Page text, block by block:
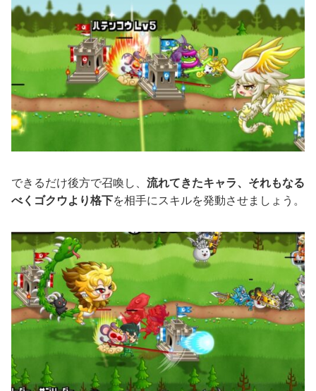
できるだけ後方で召喚し、 流れてきたキャラ、それもなる
べくゴクウより格下を相手にスキルを発動させましょう。